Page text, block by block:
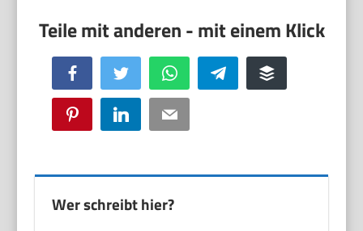
Facebook Twitter WhatsApp Telegram Buffer
Pinterest LinkedIn Email
Wer schreibt hier?